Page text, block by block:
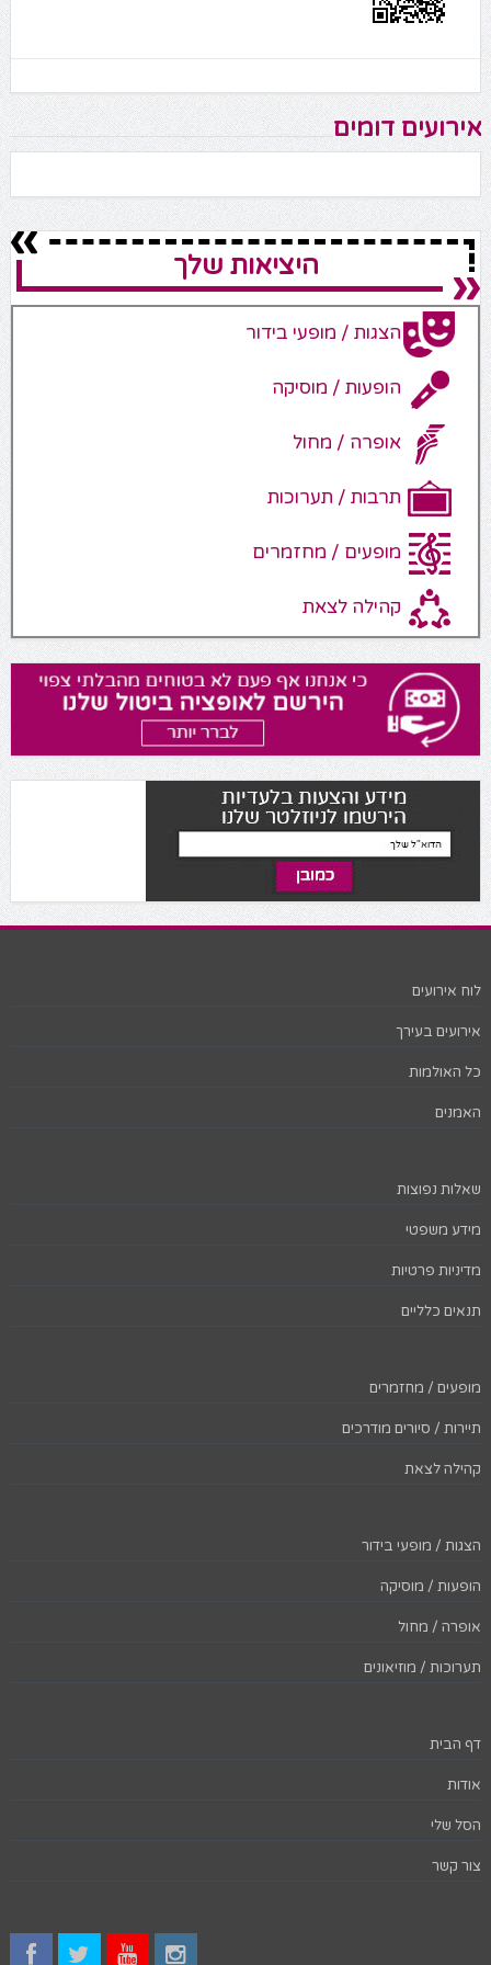
אירועים דומים
היציאות שלך
הצגות / מופעי בידור
הופעות / מוסיקה
אופרה / מחול
תרבות / תערוכות
מופעים / מחזמרים
קהילה לצאת
לוח אירועים
אירועים בעירך
כל האולמות
האמנים
שאלות נפוצות
מידע משפטי
מדיניות פרטיות
תנאים כלליים
מופעים / מחזמרים
תיירות / סיורים מודרכים
קהילה לצאת
הצגות / מופעי בידור
הופעות / מוסיקה
אופרה / מחול
תערוכות / מוזיאונים
דף הבית
אודות
הסל שלי
צור קשר